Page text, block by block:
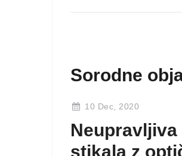
Sorodne
10 Dec, 2020
Neupravljiva
stikala z